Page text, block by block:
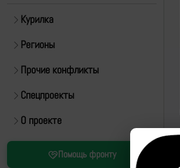
Курилка
Регионы
Прочие конфликты
Спецпроекты
О проекте
Помощь фронту